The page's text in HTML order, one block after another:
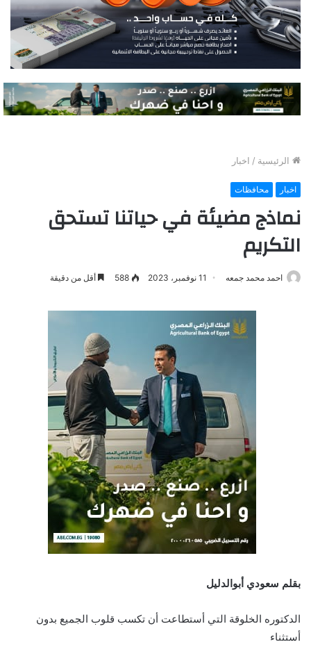
الرئيسية / اخبار
اخبار محافظات
نماذج مضيئة في حياتنا تستحق
التكريم
احمد محمد جمعه 11 نوفمبر، 2023 588 أقل من دقيقة
بقلم سعودي أبوالدليل
الدكتوره الخلوقة التي أستطاعت أن تكسب قلوب الجميع بدون
أستثناء